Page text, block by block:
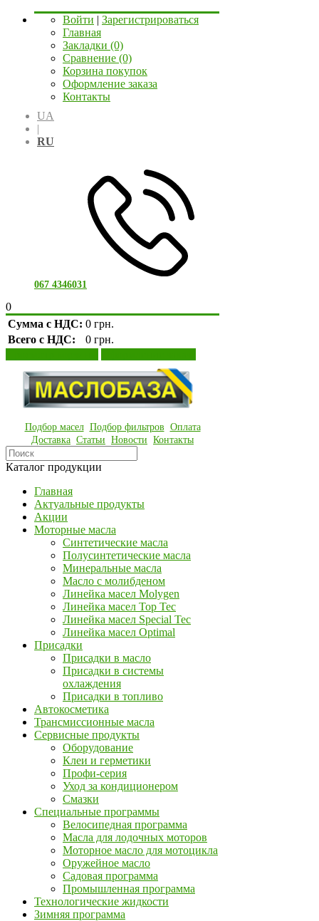
Войти | Зарегистрироваться
Главная
Закладки (0)
Сравнение (0)
Корзина покупок
Оформление заказа
Контакты
UA
|
RU
067 4346031
0
Сумма с НДС: 0 грн.
Всего с НДС:
0 грн.
Подбор масел Подбор фильтров Оплата
Доставка Статьи Новости Контакты
Каталог продукции
Главная
Актуальные продукты
Акции
Моторные масла
Синтетические масла
Полусинтетические масла
Минеральные масла
Масло с молибденом
Линейка масел Molygen
Линейка масел Top Tec
Линейка масел Special Tec
Линейка масел Optimal
Присадки
Присадки в масло
Присадки в системы
охлаждения
Присадки в топливо
Автокосметика
Трансмиссионные масла
Сервисные продукты
Оборудование
Клеи и герметики
Профи-серия
Уход за кондиционером
Смазки
Специальные программы
Велосипедная программа
Масла для лодочных моторов
Моторное масло для мотоцикла
Оружейное масло
Садовая программа
Промышленная программа
Технологические жидкости
Зимняя программа